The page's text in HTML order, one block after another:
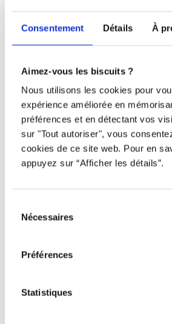
Consentement Détails À
Aimez-vous les biscuits ?
Nous utilisons les cookies pour
expérience améliorée en
préférences et en détectant vos
sur "Tout autoriser", vous
cookies de ce site web. Pour en
appuyez sur “Afficher les détails”.
Nécessaires
Préférences
Statistiques
438 802-3562
Email
info@djob.co
Liens utiles
S’inscrire